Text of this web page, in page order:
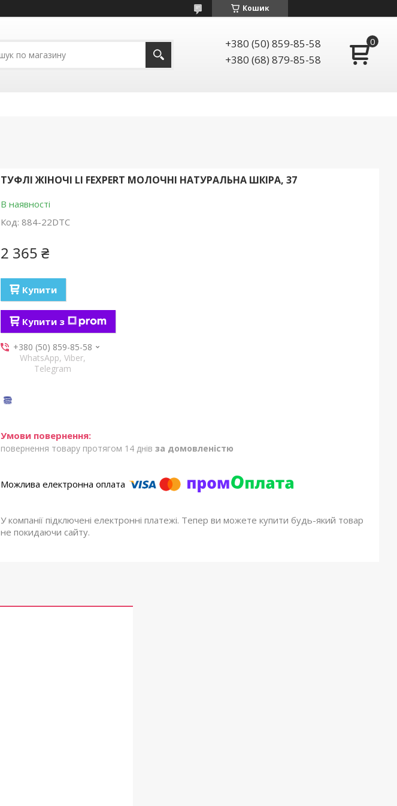
Кошик
+380 (50) 859-85-58
+380 (68) 879-85-58
ТУФЛІ ЖІНОЧІ LI FEXPERT МОЛОЧНІ НАТУРАЛЬНА ШКІРА, 37
В наявності
Код: 884-22DTC
2 365 ₴
Купити
Купити з
+380 (50) 859-85-58
WhatsApp, Viber,
Telegram
повернення товару протягом 14 днів за домовленістю
У компанії підключені електронні платежі. Тепер ви можете купити будь-який товар
не покидаючи сайту.